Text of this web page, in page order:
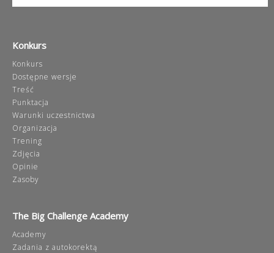
Konkurs
Konkurs
Dostępne wersje
Treść
Punktacja
Warunki uczestnictwa
Organizacja
Trening
Zdjęcia
Opinie
Zasoby
The Big Challenge Academy
Academy
Zadania z autokorektą